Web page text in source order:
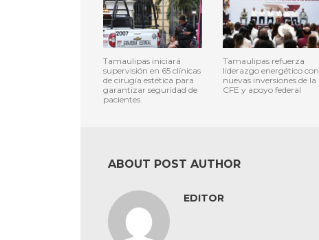
Tamaulipas iniciará
supervisión en 65 clínicas
de cirugía estética para
garantizar seguridad de
pacientes.
Tamaulipas refuerza
liderazgo energético con
nuevas inversiones de la
CFE y apoyo federal
ABOUT POST AUTHOR
EDITOR